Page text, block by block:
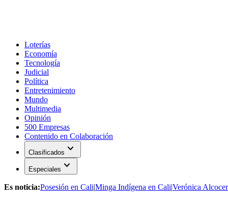
Loterías
Economía
Tecnología
Judicial
Política
Entretenimiento
Mundo
Multimedia
Opinión
500 Empresas
Contenido en Colaboración
Clasificados expand_more
Especiales expand_more
Es noticia:Posesión en Cali|Minga Indígena en Cali|Verónica Alcocer